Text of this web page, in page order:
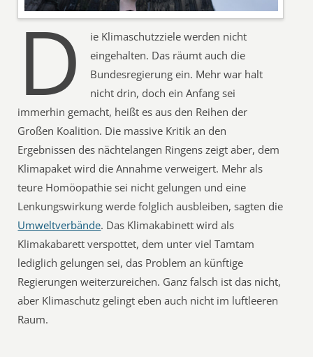
D
ie Klimaschutzziele werden nicht
eingehalten. Das räumt auch die
Bundesregierung ein. Mehr war halt
nicht drin, doch ein Anfang sei
immerhin gemacht, heißt es aus den Reihen der
Großen Koalition. Die massive Kritik an den
Ergebnissen des nächtelangen Ringens zeigt aber, dem
Klimapaket wird die Annahme verweigert. Mehr als
teure Homöopathie sei nicht gelungen und eine
Lenkungswirkung werde folglich ausbleiben, sagten die
Umweltverbände. Das Klimakabinett wird als
Klimakabarett verspottet, dem unter viel Tamtam
lediglich gelungen sei, das Problem an künftige
Regierungen weiterzureichen. Ganz falsch ist das nicht,
aber Klimaschutz gelingt eben auch nicht im luftleeren
Raum.